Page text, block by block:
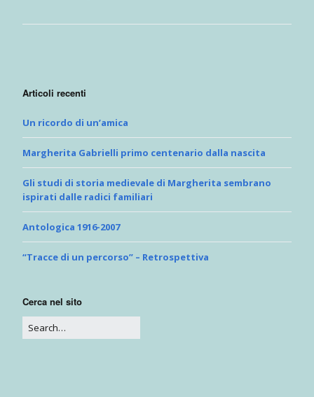
Articoli recenti
Un ricordo di un’amica
Margherita Gabrielli primo centenario dalla nascita
Gli studi di storia medievale di Margherita sembrano
ispirati dalle radici familiari
Antologica 1916-2007
“Tracce di un percorso” – Retrospettiva
Cerca nel sito